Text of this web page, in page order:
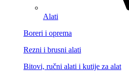
Alati
Boreri i oprema
Rezni i brusni alati
Bitovi, ručni alati i kutije za alat